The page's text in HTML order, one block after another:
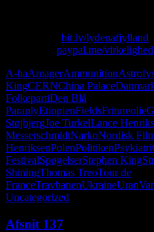
bit.ly/lydenafjylland
paypal.me/virkelighed
A-haAmagerAmmunition
KingCERNChina Palace
FolkepartiDen Blå
ParaplyEtiopienFieldsFritureolie
StøjbjergJoe TurkelLance
MesserschmidtNarkoNordisk
HenriksenPolenPolitikenPsykiatri
FestivalSpøgelserStephen King
ShiningThomas TreoTour de
FranceTravbanenUkraineUran
Uncategorized
Afsnit 137